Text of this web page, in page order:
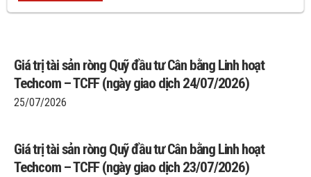
Giá trị tài sản ròng Quỹ đầu tư Cân bằng Linh hoạt
Techcom – TCFF (ngày giao dịch 24/07/2026)
25/07/2026
Giá trị tài sản ròng Quỹ đầu tư Cân bằng Linh hoạt
Techcom – TCFF (ngày giao dịch 23/07/2026)